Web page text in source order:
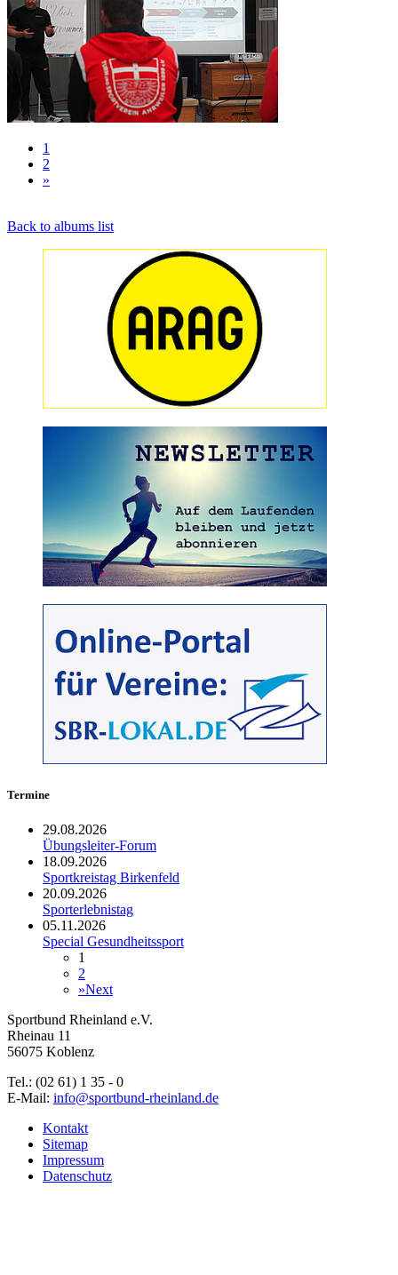
1
2
»
Back to albums list
Termine
29.08.2026
Übungsleiter-Forum
18.09.2026
Sportkreistag Birkenfeld
20.09.2026
Sporterlebnistag
05.11.2026
Special Gesundheitssport
1
2
»Next
Sportbund Rheinland e.V.
Rheinau 11
56075 Koblenz
Tel.: (02 61) 1 35 - 0
E-Mail: info@sportbund-rheinland.de
Kontakt
Sitemap
Impressum
Datenschutz